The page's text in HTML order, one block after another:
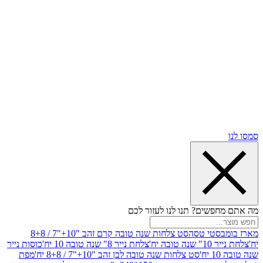
תנו לנו לעזור לכם
טסה
סט צלחות שנה טובה קרם זהב "10+"7 / 8+8
יח'
צלחת נייר 8" שנה טובה 10 יח'
כוסות נייר
סט צלחות שנה טובה לבן זהב "10+"7 / 8+8 יח'
מפת